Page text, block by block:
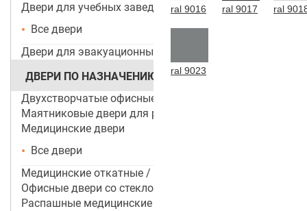
Двери для учебных заведений и ДОУ
Все двери
Двери для эвакуационных выходов
ДВЕРИ ПО НАЗНАЧЕНИЮ
Двухстворчатые офисные двери
Маятниковые двери для ресторанов и кафе
Медицинские двери
Все двери
Медицинские откатные / раздвижные двери
Офисные двери со стеклом
Распашные медицинские двери
ral 9016 ral 9017 ral
ral 9023